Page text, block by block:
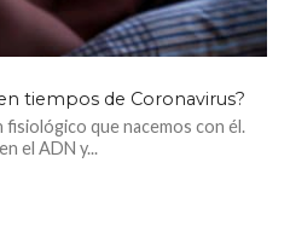
tiempos de Coronavirus?
fisiológico que nacemos con él.
el ADN y...